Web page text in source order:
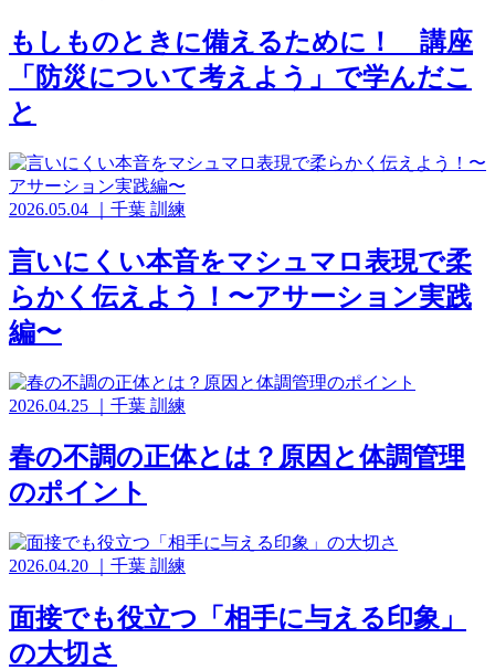
もしものときに備えるために！ 講座
「防災について考えよう」で学んだこ
と
2026.05.04 千葉 訓練
言いにくい本音をマシュマロ表現で柔
らかく伝えよう！〜アサーション実践
編〜
2026.04.25 千葉 訓練
春の不調の正体とは？原因と体調管理
のポイント
2026.04.20 千葉 訓練
面接でも役立つ「相手に与える印象」
の大切さ